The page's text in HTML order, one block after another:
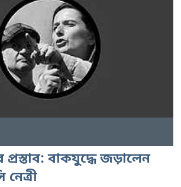
প্রস্তাব: বাকযুদ্ধে জড়ালেন
নেত্রী